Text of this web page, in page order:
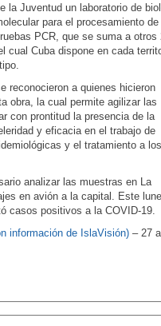
la Juventud un laboratorio de
para el procesamiento de
PCR, que se suma a otros
cual Cuba dispone en cada
reconocieron a quienes hicieron
obra, la cual permite agilizar las
con prontitud la presencia de la
y eficacia en el trabajo de
y el tratamiento a los
analizar las muestras en La
en avión a la capital. Este
casos positivos a la COVID-19.
información de IslaVisión) – 27